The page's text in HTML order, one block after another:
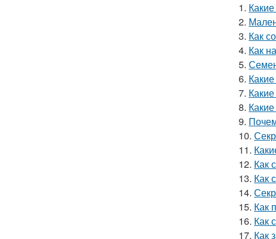
1.
2.
3. Как
4. Как
5.
6.
7.
8.
9.
10.
11.
12. Как
13. Как
14.
15. Как
16. Как
17. Как